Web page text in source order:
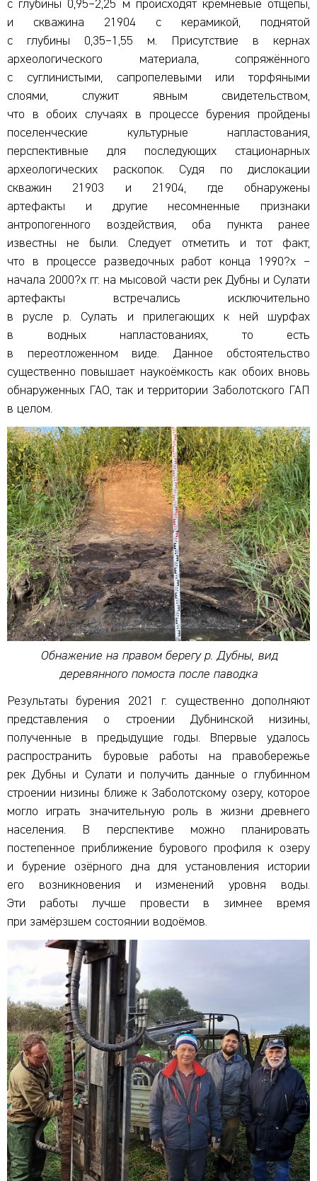
с глубины 0,95–2,25 м происходят кремнёвые отщепы,
и скважина 21904 с керамикой, поднятой
с глубины 0,35–1,55 м. Присутствие в кернах
археологического материала, сопряжённого
с суглинистыми, сапропелевыми или торфяными
слоями, служит явным свидетельством,
что в обоих случаях в процессе бурения пройдены
поселенческие культурные напластования,
перспективные для последующих стационарных
археологических раскопок. Судя по дислокации
скважин 21903 и 21904, где обнаружены
артефакты и другие несомненные признаки
антропогенного воздействия, оба пункта ранее
известны не были. Следует отметить и тот факт,
что в процессе разведочных работ конца 1990?х –
начала 2000?х гг. на мысовой части рек Дубны и Сулати
артефакты встречались исключительно
в русле р. Сулать и прилегающих к ней шурфах
в водных напластованиях, то есть
в переотложенном виде. Данное обстоятельство
существенно повышает наукоёмкость как обоих вновь
обнаруженных ГАО, так и территории Заболотского ГАП
в целом.
Обнажение на правом берегу р. Дубны, вид
деревянного помоста после паводка
Результаты бурения 2021 г. существенно дополняют
представления о строении Дубнинской низины,
полученные в предыдущие годы. Впервые удалось
распространить буровые работы на правобережье
рек Дубны и Сулати и получить данные о глубинном
строении низины ближе к Заболотскому озеру, которое
могло играть значительную роль в жизни древнего
населения. В перспективе можно планировать
постепенное приближение бурового профиля к озеру
и бурение озёрного дна для установления истории
его возникновения и изменений уровня воды.
Эти работы лучше провести в зимнее время
при замёрзшем состоянии водоёмов.